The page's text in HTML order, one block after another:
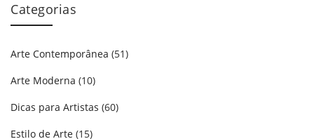
Categorias
Arte Contemporânea (51)
Arte Moderna (10)
Dicas para Artistas (60)
Estilo de Arte (15)